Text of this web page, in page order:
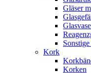
Gläser
Kork
Korken